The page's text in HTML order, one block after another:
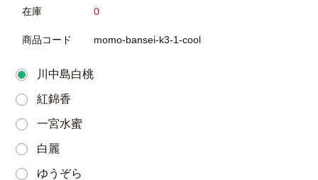
在庫 0
商品コード momo-bansei-k3-1-cool
川中島白桃
紅錦香
一宮水蜜
白麗
ゆうぞら